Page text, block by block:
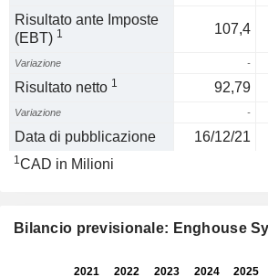
Risultato ante Imposte
(EBT) 1 107,4
Variazione -
Risultato netto 1 92,79
Variazione -
Data di pubblicazione 16/12/21
1CAD in Milioni
Bilancio previsionale: Enghouse